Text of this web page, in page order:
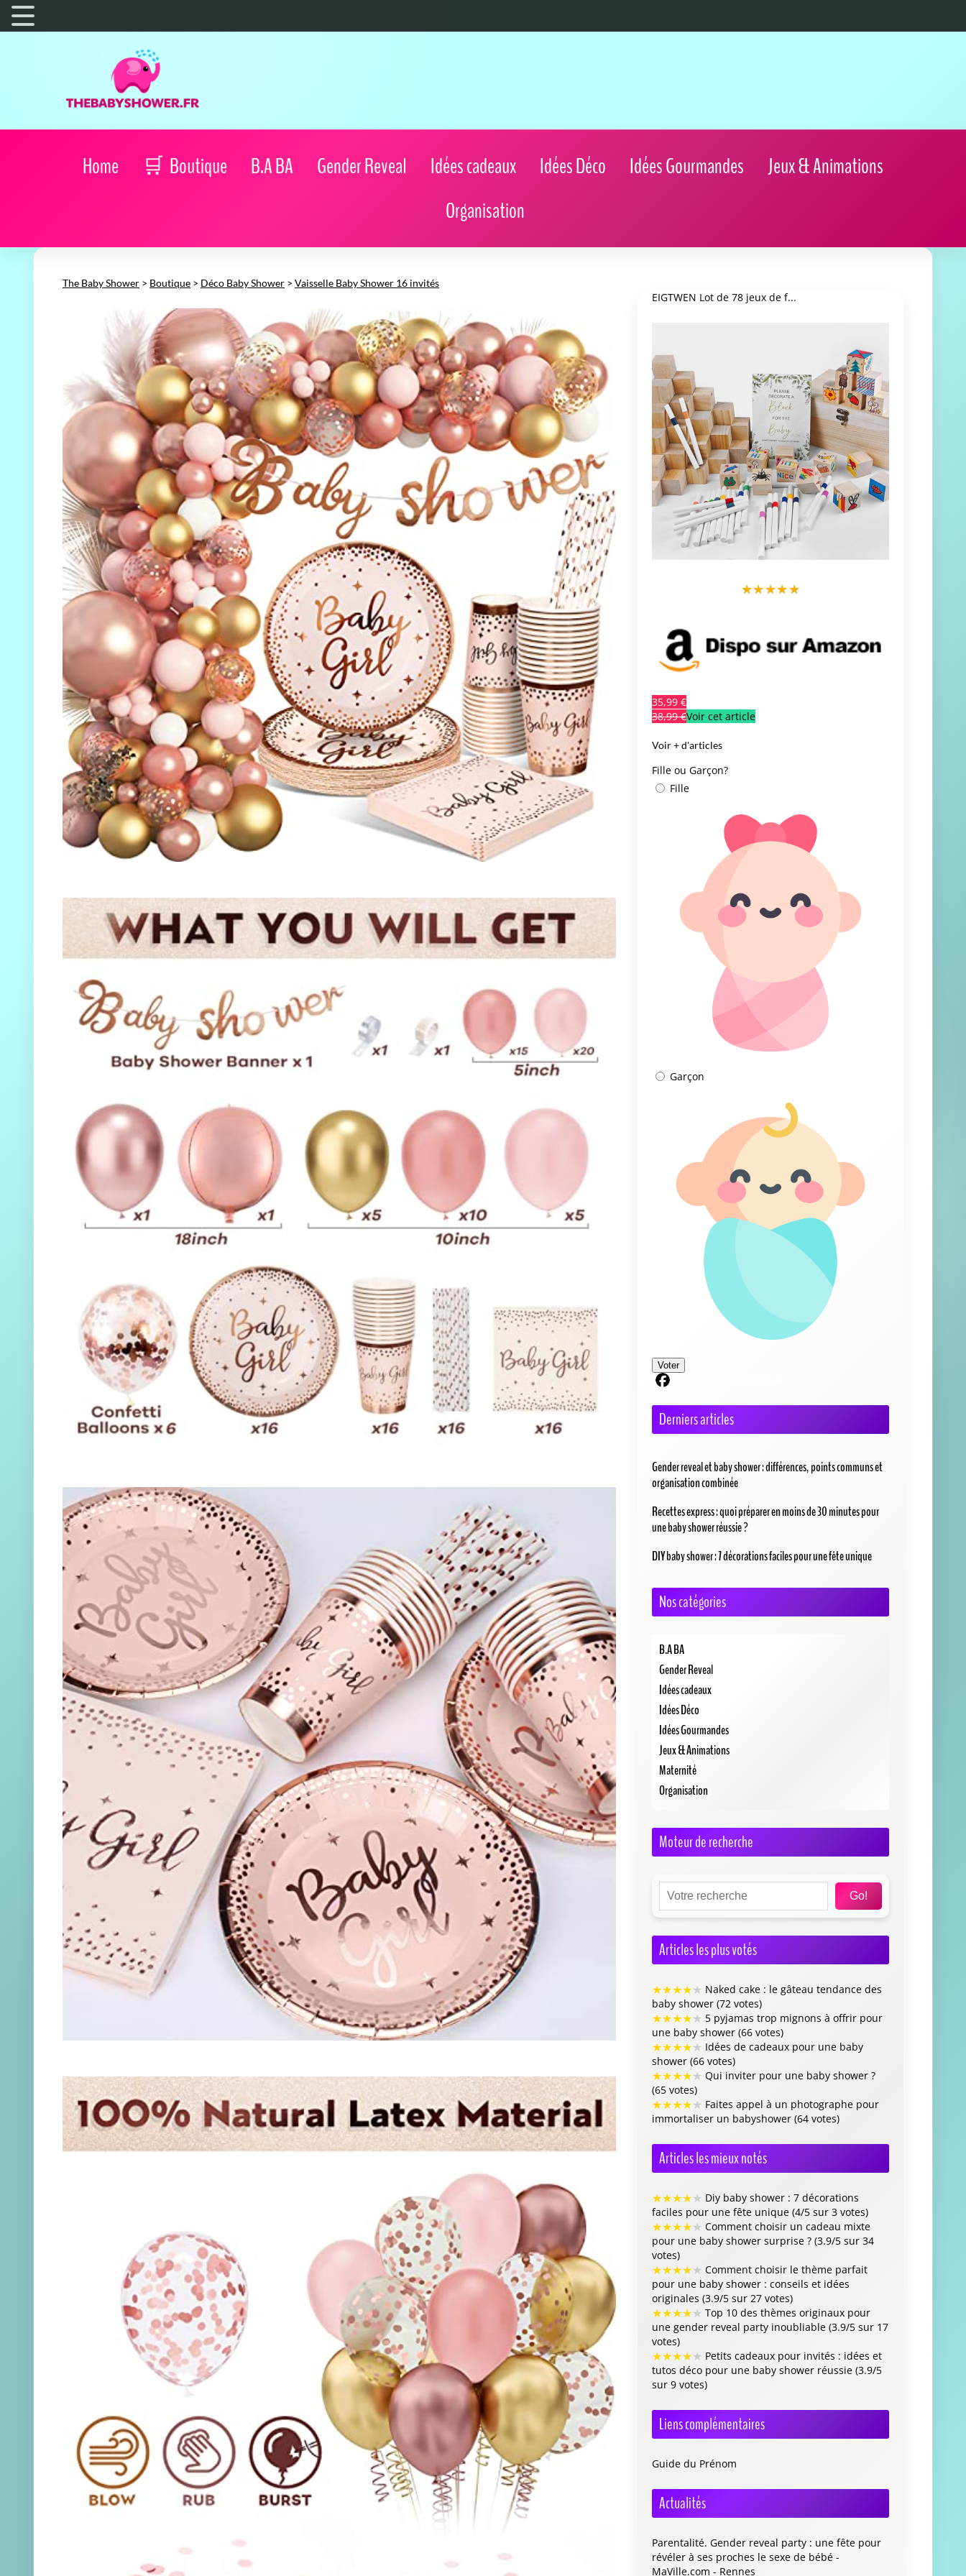
Home Boutique B.A BA Gender Reveal Idées cadeaux Idées Déco Idées Gourmandes
Jeux & Animations
Organisation
The Baby Shower > Boutique > Déco Baby Shower > Vaisselle Baby Shower 16 invités
EIGTWEN Lot de 78 jeux de f...
★★★★★
35,99 €
38,99 €Voir cet article
Voir + d'articles
Fille ou Garçon?
Fille
Garçon
Voter
Derniers articles
Gender reveal et baby shower : différences, points communs et
organisation combinée
Recettes express : quoi préparer en moins de 30 minutes pour
une baby shower réussie ?
DIY baby shower : 7 décorations faciles pour une fête unique
Nos catégories
B.A BA
Gender Reveal
Idées cadeaux
Idées Déco
Idées Gourmandes
Jeux & Animations
Maternité
Organisation
Moteur de recherche
Go!
Articles les plus votés
★★★★★ Naked cake : le gâteau tendance des
baby shower (72 votes)
★★★★★ 5 pyjamas trop mignons à offrir pour
une baby shower (66 votes)
★★★★★ Idées de cadeaux pour une baby
shower (66 votes)
★★★★★ Qui inviter pour une baby shower ?
(65 votes)
★★★★★ Faites appel à un photographe pour
immortaliser un babyshower (64 votes)
Articles les mieux notés
★★★★★ Diy baby shower : 7 décorations
faciles pour une fête unique (4/5 sur 3 votes)
★★★★★ Comment choisir un cadeau mixte
pour une baby shower surprise ? (3.9/5 sur 34
votes)
★★★★★ Comment choisir le thème parfait
pour une baby shower : conseils et idées
originales (3.9/5 sur 27 votes)
★★★★★ Top 10 des thèmes originaux pour
une gender reveal party inoubliable (3.9/5 sur 17
votes)
★★★★★ Petits cadeaux pour invités : idées et
tutos déco pour une baby shower réussie (3.9/5
sur 9 votes)
Liens complémentaires
Guide du Prénom
Actualités
Parentalité. Gender reveal party : une fête pour
révéler à ses proches le sexe de bébé -
MaVille.com - Rennes